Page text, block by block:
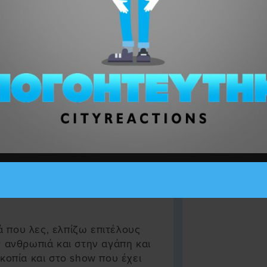
σε ξενο αχυρωνα. -
silky truth. This empty
ΕΧΩ ΚΑΤΙ ΝΑ
λες, ελπίζω επιτέλους
και στην αγάπη και
και στο show που έχει